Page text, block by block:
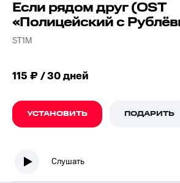
Если рядом друг (OST
«Полицейский с
ST1M
115 ₽ / 30 дней
УСТАНОВИТЬ ПОДАРИТЬ
Слушать